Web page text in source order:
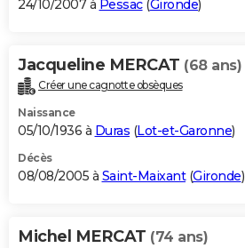
24/10/2007 à Pessac(Gironde)
Jacqueline MERCAT (68 ans)
Créer une cagnotte obsèques
Naissance
05/10/1936 à Duras (Lot-et-Garonne)
Décès
08/08/2005 à Saint-Maixant(Gironde)
Michel MERCAT (74 ans)